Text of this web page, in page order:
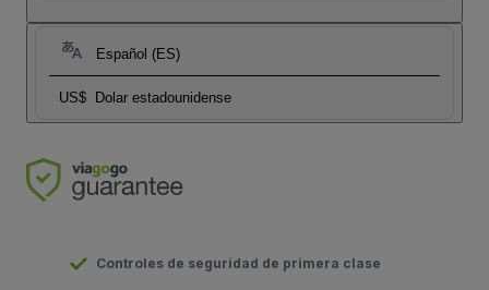
Español (ES)
US$ Dolar estadounidense
Controles de seguridad de primera clase